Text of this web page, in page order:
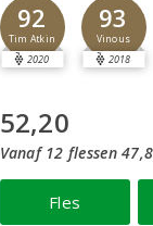
92
Tim Atkin
2020
93
Vinous
2018
52,20
Vanaf 12 flessen
Fles